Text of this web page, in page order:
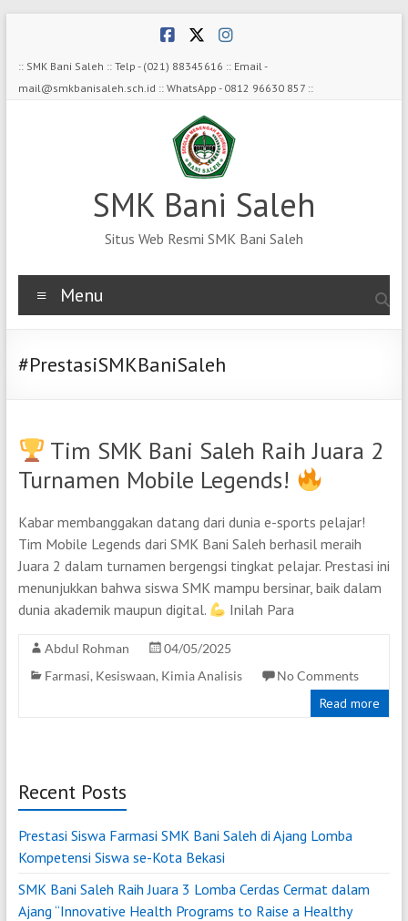
content
:: SMK Bani Saleh :: Telp - (021) 88345616 :: Email -
mail@smkbanisaleh.sch.id :: WhatsApp - 0812 96630 857 ::
SMK Bani Saleh
Situs Web Resmi SMK Bani Saleh
Menu
#PrestasiSMKBaniSaleh
Tim SMK Bani Saleh Raih Juara 2
Turnamen Mobile Legends!
Kabar membanggakan datang dari dunia e-sports pelajar!
Tim Mobile Legends dari SMK Bani Saleh berhasil meraih
Juara 2 dalam turnamen bergengsi tingkat pelajar. Prestasi ini
menunjukkan bahwa siswa SMK mampu bersinar, baik dalam
dunia akademik maupun digital.
Inilah Para
Abdul Rohman
04/05/2025
Farmasi, Kesiswaan, Kimia Analisis No Comments
Read more
Recent Posts
Prestasi Siswa Farmasi SMK Bani Saleh di Ajang Lomba
Kompetensi Siswa se-Kota Bekasi
SMK Bani Saleh Raih Juara 3 Lomba Cerdas Cermat dalam
Ajang “Innovative Health Programs to Raise a Healthy